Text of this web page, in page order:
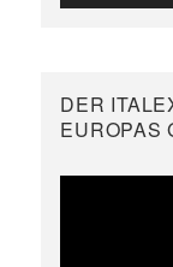
DER
EUROPAS